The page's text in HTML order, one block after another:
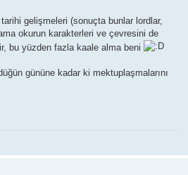
gelişmeleri (sonuçta bunlar lordlar,
okurun karakterleri ve çevresini de
bu yüzden fazla kaale alma beni
gününe kadar ki mektuplaşmalarını